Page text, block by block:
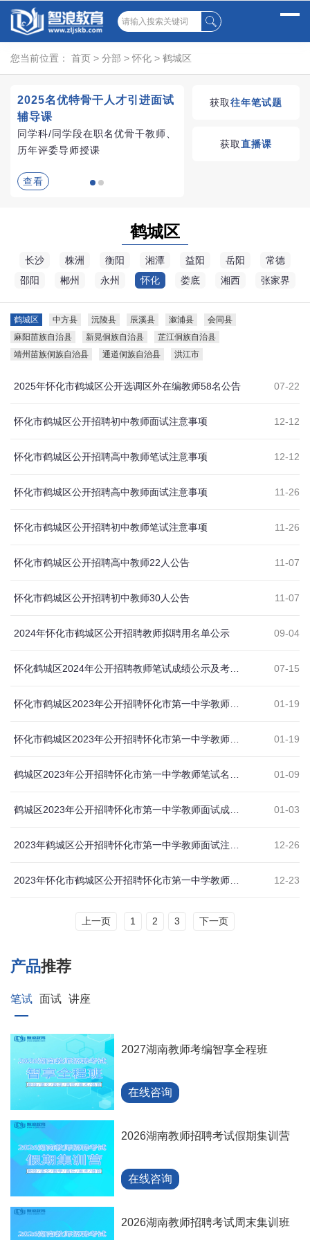
您当前位置： 首页 > 分部 >怀化 > 鹤城区
2025名优特骨干人才引进面试
辅导课
同学科/同学段在职名优骨干教师、
历年评委导师授课
查看
湖南教师招聘考试优
获取往年笔试题
获取直播课
鹤城区
长沙 株洲 衡阳 湘潭 益阳 岳阳
常德
邵阳
郴州 永州 怀化 娄底 湘西 张家界
鹤城区 中方县 沅陵县 辰溪县 溆浦县
会同县
麻阳苗族自治县
新晃侗族自治县
芷江侗族自治县
靖州苗族侗族自治县
通道侗族自治县 洪江市
07-22
2025年怀化市鹤城区公开选调区外在编教师58名公告
12-12
怀化市鹤城区公开招聘初中教师面试注意事项
12-12
怀化市鹤城区公开招聘高中教师笔试注意事项
11-26
怀化市鹤城区公开招聘高中教师面试注意事项
11-26
怀化市鹤城区公开招聘初中教师笔试注意事项
11-07
怀化市鹤城区公开招聘高中教师22人公告
11-07
怀化市鹤城区公开招聘初中教师30人公告
09-04
2024年怀化市鹤城区公开招聘教师拟聘用名单公示
07-15
01-19
01-19
01-09
01-03
12-26
12-23
上一页 1 2 3 下一页
产品推荐
笔试 面试 讲座
2027湖南教师考编智享全程班
在线咨询
2026湖南教师招聘考试假期集训营
在线咨询
2026湖南教师招聘考试周末集训班